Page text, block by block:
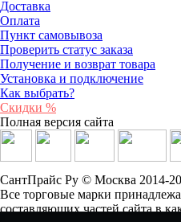
Доставка
Оплата
Пункт самовывоза
Проверить статус заказа
Получение и возврат товара
Установка и подключение
Как выбрать?
Скидки %
Полная версия сайта
СантПрайс Ру © Москва 2014-
Все торговые марки
составляющих частей сайта в